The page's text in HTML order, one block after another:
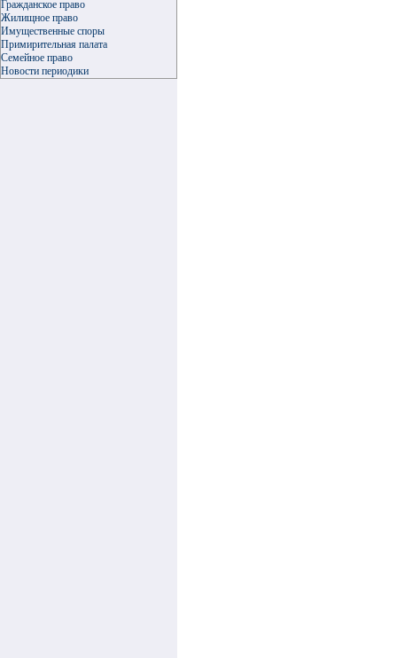
Гражданское право
Жилищное право
Имущественные споры
Примирительная палата
Семейное право
Новости периодики